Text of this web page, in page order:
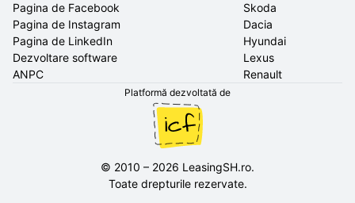
Pagina de Facebook
Pagina de Instagram
Pagina de LinkedIn
Dezvoltare software
ANPC
Skoda
Dacia
Hyundai
Lexus
Renault
Platformă dezvoltată de
© 2010 – 2026 LeasingSH.ro.
Toate drepturile rezervate.